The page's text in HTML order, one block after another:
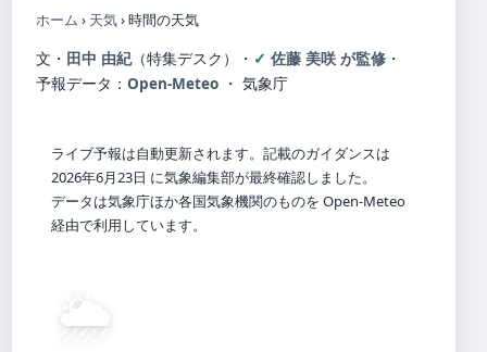
ホーム › 天気›時間の天気
文・ 田中 由紀（特集デスク） ・ 佐藤 美咲 が監修 ・
予報データ： Open-Meteo ・ 気象庁
ライブ予報は自動更新されます。記載のガイダンスは
2026年6月23日 に気象編集部が最終確認しました。
データは気象庁ほか各国気象機関のものを Open-Meteo
経由で利用しています。
🌦️